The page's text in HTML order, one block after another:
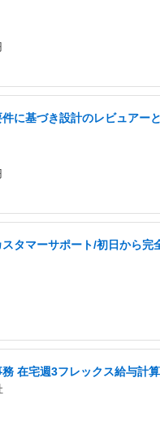
に基づき設計のレビュアー
タマーサポート/初日から完
在宅週3フレックス給与計